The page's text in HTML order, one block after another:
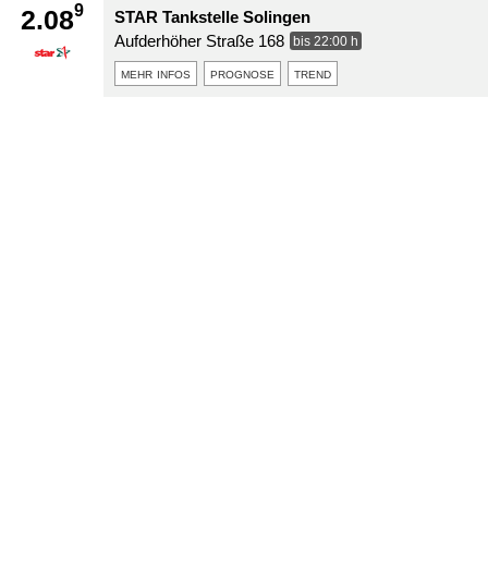
2.089
STAR Tankstelle Solingen
Aufderhöher Straße 168
bis 22:00 h
mehr infos prognose trend